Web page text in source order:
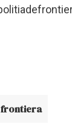
frontiera